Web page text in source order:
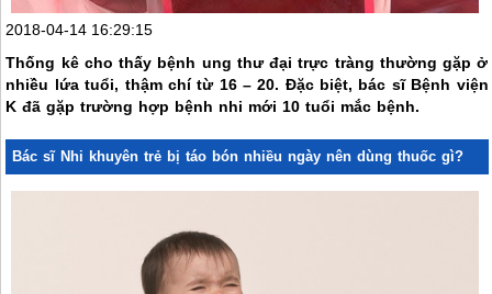
2018-04-14 16:29:15
Thống kê cho thấy bệnh ung thư đại trực tràng thường gặp ở
nhiều lứa tuổi, thậm chí từ 16 – 20. Đặc biệt, bác sĩ Bệnh viện
K đã gặp trường hợp bệnh nhi mới 10 tuổi mắc bệnh.
Bác sĩ Nhi khuyên trẻ bị táo bón nhiều ngày nên dùng thuốc gì?